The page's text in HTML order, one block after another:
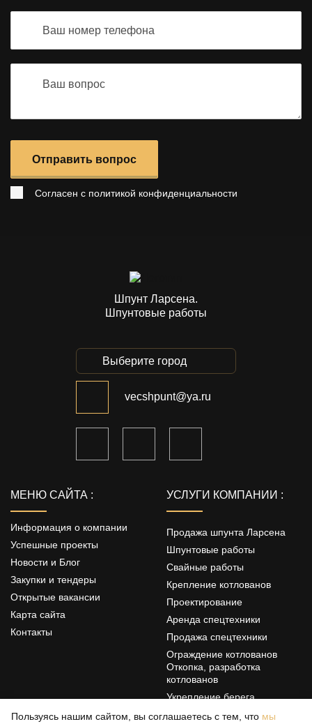
Отправить вопрос
Согласен с политикой конфиденциальности
Шпунт Ларсена.
Шпунтовые работы
Выберите город
vecshpunt@ya.ru
МЕНЮ САЙТА :
Информация о компании
Успешные проекты
Новости и Блог
Закупки и тендеры
Открытые вакансии
Карта сайта
Контакты
УСЛУГИ КОМПАНИИ :
Продажа шпунта Ларсена
Шпунтовые работы
Свайные работы
Крепление котлованов
Проектирование
Аренда спецтехники
Продажа спецтехники
Ограждение котлованов
Откопка, разработка
котлованов
Укрепление берега
Цементация грунтов
Пользуясь нашим сайтом, вы соглашаетесь с тем, что мы